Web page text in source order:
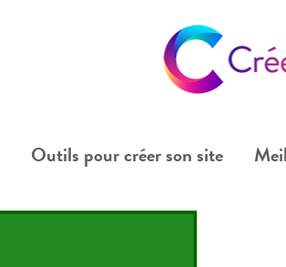
Outils pour créer son site